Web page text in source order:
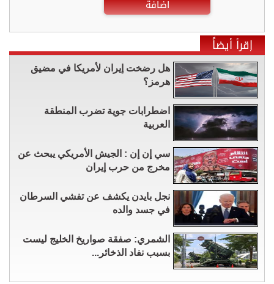
اضافة
إقرأ أيضاً
هل رضخت إيران لأمريكا في مضيق
هرمز؟
اضطرابات جوية تضرب المنطقة
العربية
سي إن إن : الجيش الأمريكي يبحث عن
مخرج من حرب إيران
نجل بايدن يكشف عن تفشي السرطان
في جسد والده
الشمري: صفقة صواريخ الخليج ليست
بسبب نفاد الذخائر...